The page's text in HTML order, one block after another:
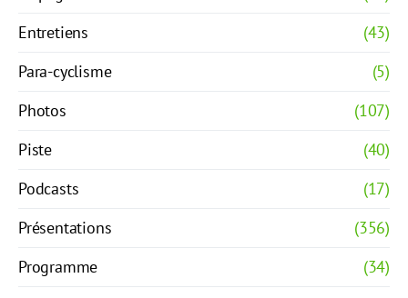
Entretiens
(43)
Para-cyclisme
(5)
Photos
(107)
Piste
(40)
Podcasts
(17)
Présentations
(356)
Programme
(34)